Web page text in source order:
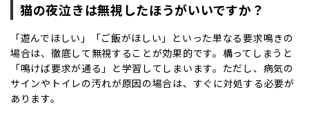
猫の夜泣きは無視したほうがいいですか？
「遊んでほしい」「ご飯がほしい」といった単なる要求鳴きの
場合は、徹底して無視することが効果的です。構ってしまうと
「鳴けば要求が通る」と学習してしまいます。ただし、病気の
サインやトイレの汚れが原因の場合は、すぐに対処する必要が
あります。